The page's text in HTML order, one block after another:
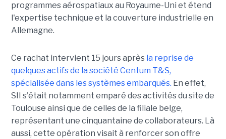
programmes aérospatiaux au Royaume-Uni et étend
l'expertise technique et la couverture industrielle en
Allemagne.
Ce rachat intervient 15 jours après la reprise de
quelques actifs de la société Centum T&S,
spécialisée dans les systèmes embarqués. En effet,
SII s'était notamment emparé des activités du site de
Toulouse ainsi que de celles de la filiale belge,
représentant une cinquantaine de collaborateurs. Là
aussi, cette opération visait à renforcer son offre